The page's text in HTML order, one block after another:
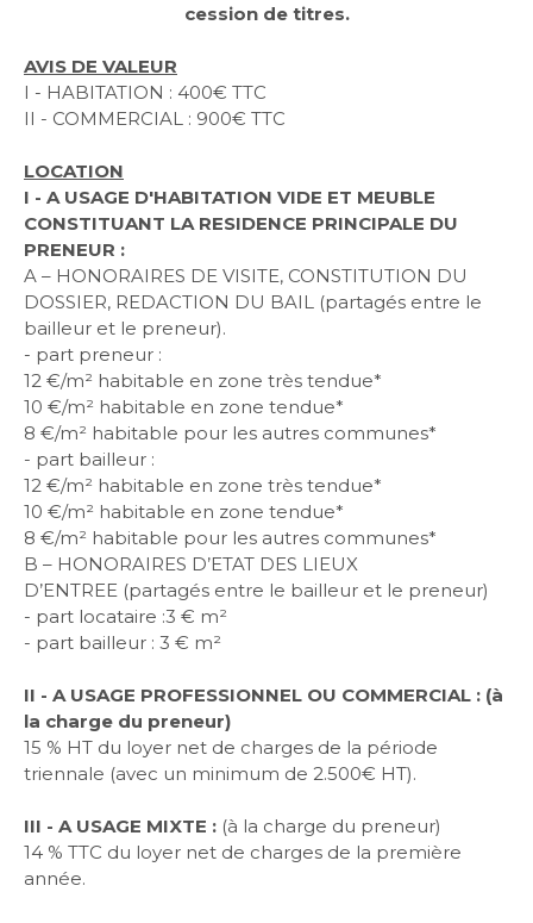
cession de titres.
AVIS DE VALEUR
I - HABITATION : 400€ TTC
II - COMMERCIAL : 900€ TTC
LOCATION
I - A USAGE D'HABITATION VIDE ET MEUBLE
CONSTITUANT LA RESIDENCE PRINCIPALE DU
PRENEUR :
A – HONORAIRES DE VISITE, CONSTITUTION DU
DOSSIER, REDACTION DU BAIL
(partagés entre le
bailleur et le preneur).
- part preneur :
12 €/m² habitable en zone très tendue*
10 €/m² habitable en zone tendue*
8 €/m² habitable pour les autres communes*
- part bailleur :
12 €/m² habitable en zone très tendue*
10 €/m² habitable en zone tendue*
8 €/m² habitable pour les autres communes*
B – HONORAIRES D’ETAT DES LIEUX
D’ENTREE (partagés entre le bailleur et le preneur)
- part locataire :3 € m²
- part bailleur : 3 € m²
II - A USAGE PROFESSIONNEL OU COMMERCIAL : (à
la charge du preneur)
15 % HT du loyer net de charges de la période
triennale (avec un minimum de 2.500€ HT).
III - A USAGE MIXTE : (à la charge du preneur)
14 % TTC du loyer net de charges de la première
année.